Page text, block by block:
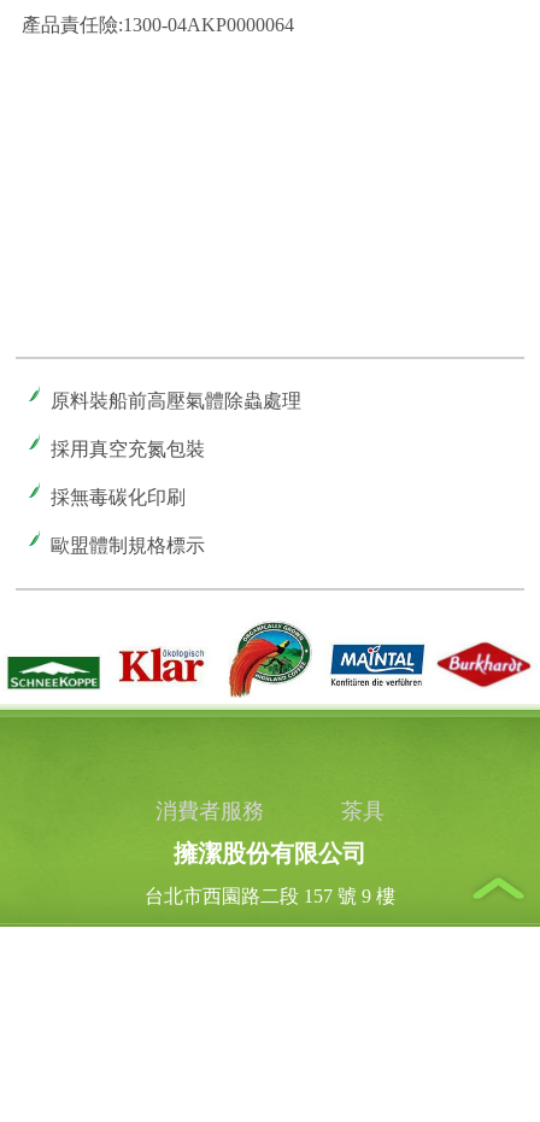
產品責任險:1300-04AKP0000064
原料裝船前高壓氣體除蟲處理
採用真空充氮包裝
採無毒碳化印刷
歐盟體制規格標示
消費者服務 茶具
擁潔股份有限公司
台北市西園路二段 157 號 9 樓